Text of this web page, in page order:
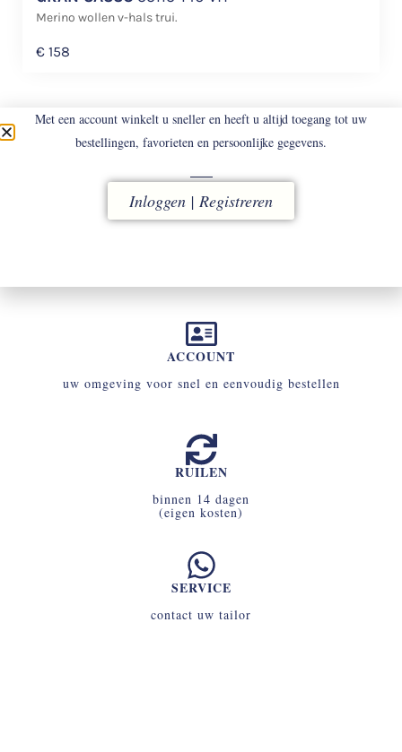
Merino wollen v-hals trui.
€ 158
LEVERING
ACCOUNT
uw omgeving voor snel en eenvoudig bestellen
RUILEN
binnen 14 dagen
(eigen kosten)
SERVICE
contact uw tailor
Met een account winkelt u sneller en heeft u altijd toegang tot uw
bestellingen, favorieten en persoonlijke gegevens.
Inloggen | Registreren